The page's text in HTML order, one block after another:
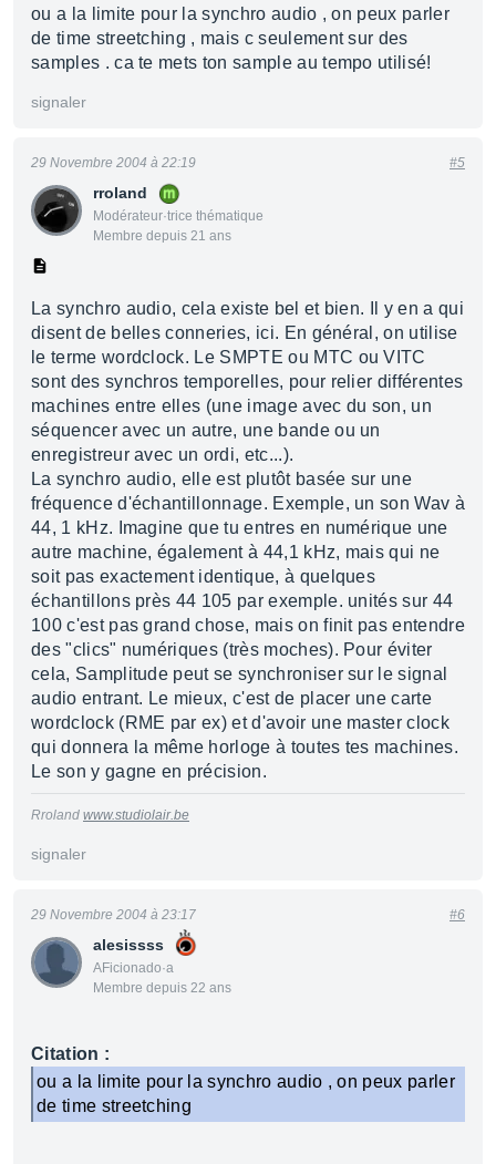
ou a la limite pour la synchro audio , on peux parler
de time streetching , mais c seulement sur des
samples . ca te mets ton sample au tempo utilisé!
signaler
rroland
Modérateur·trice thématique
Membre depuis 21 ans
29 Novembre 2004 à 22:19 #5
La synchro audio, cela existe bel et bien. Il y en a qui
disent de belles conneries, ici. En général, on utilise
le terme wordclock. Le SMPTE ou MTC ou VITC
sont des synchros temporelles, pour relier différentes
machines entre elles (une image avec du son, un
séquencer avec un autre, une bande ou un
enregistreur avec un ordi, etc...).
La synchro audio, elle est plutôt basée sur une
fréquence d'échantillonnage. Exemple, un son Wav à
44, 1 kHz. Imagine que tu entres en numérique une
autre machine, également à 44,1 kHz, mais qui ne
soit pas exactement identique, à quelques
échantillons près 44 105 par exemple. unités sur 44
100 c'est pas grand chose, mais on finit pas entendre
des "clics" numériques (très moches). Pour éviter
cela, Samplitude peut se synchroniser sur le signal
audio entrant. Le mieux, c'est de placer une carte
wordclock (RME par ex) et d'avoir une master clock
qui donnera la même horloge à toutes tes machines.
Le son y gagne en précision.
Rroland www.studiolair.be
signaler
alesissss
AFicionado·a
Membre depuis 22 ans
29 Novembre 2004 à 23:17 #6
Citation :
ou a la limite pour la synchro audio , on peux parler
de time streetching